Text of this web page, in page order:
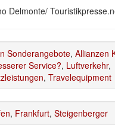
Delmonte/
Sonderangebote, Allianzen
Service?, Luftverkehr,
, Travelequipment
, Frankfurt, Steigenberger